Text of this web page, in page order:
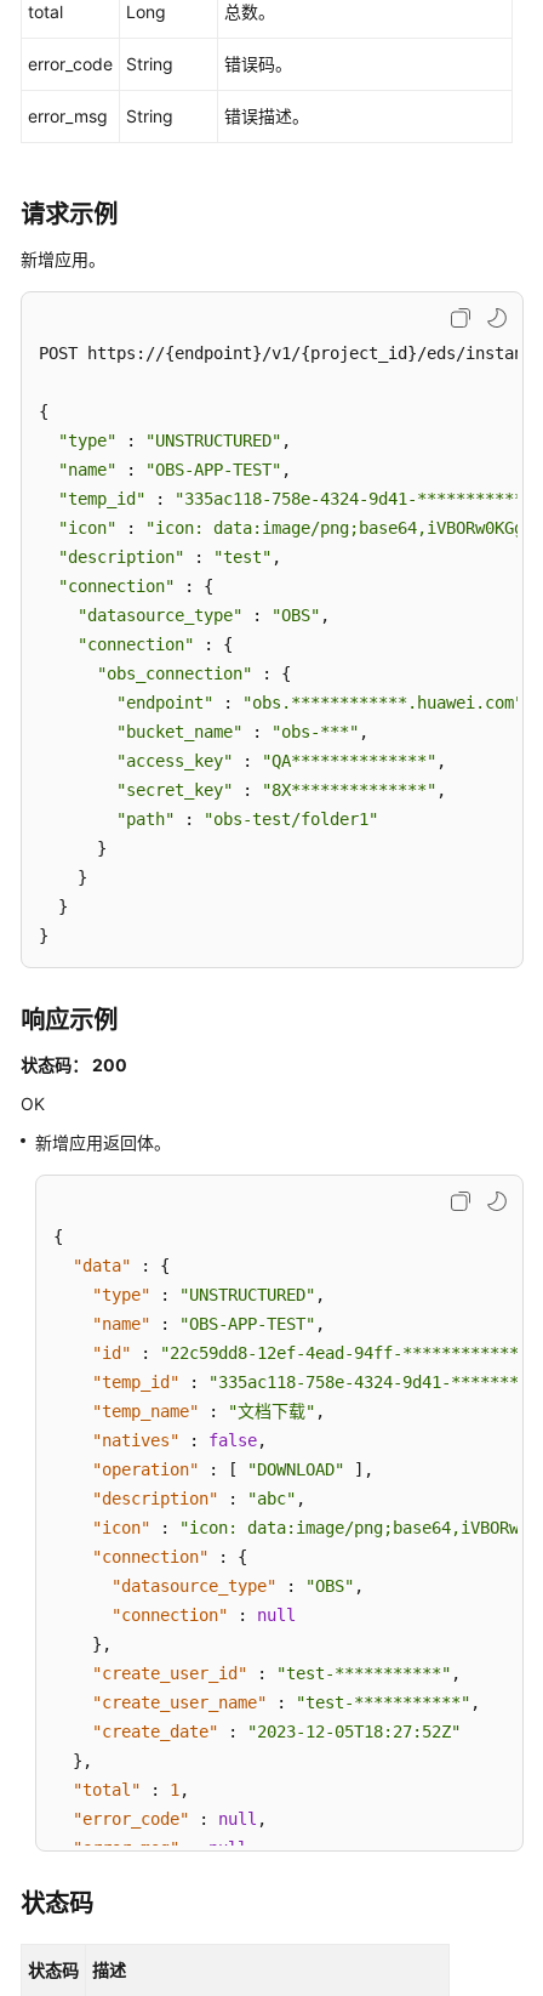
total Long 总数。
error_code String 错误码。
error_msg String 错误描述。
请求示例
新增应用。
POST https://{endpoint}/v1/{project_id}/eds/
{
"type" : "UNSTRUCTURED" ,
"name" : "OBS-APP-TEST" ,
"temp_id" :
"335ac118-758e-4324-9d41-************"
"icon" :
"icon: data:image/
"description" : "test" ,
"connection" : {
"datasource_type" : "OBS" ,
"connection" : {
"obs_connection" : {
"endpoint" : "obs.************.huawei.com"
"bucket_name" : "obs-***" ,
"access_key" : "QA**************" ,
"secret_key" : "8X**************" ,
"path" :
"obs-test/folder1"
      }
    }
  }
}
响应示例
状态码： 200
OK
新增应用返回体。
{
"data"
:
{
"type"
: "UNSTRUCTURED" ,
"name"
: "OBS-APP-TEST" ,
"id"
: "22c59dd8-12ef-4ead-94ff-************"
"temp_id"
:
"335ac118-758e-4324-9d41-
"temp_name"
: "文档下载" ,
"natives"
: false,
"operation"
: [ "DOWNLOAD" ] ,
"description"
: "abc" ,
"icon"
:
"icon: data:image/
"connection"
:
{
"datasource_type"
: "OBS" ,
"connection"
:
null
} ,
"create_user_id"
: "test-***********" ,
"create_user_name"
: "test-***********" ,
"create_date"
:
"2023-12-05T18:27:52Z"
} ,
"total"
: 1 ,
"error_code"
: null ,
"error_msg" : null
状态码
状态码 描述